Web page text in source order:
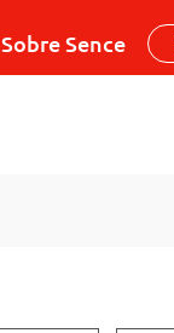
Sobre Sence